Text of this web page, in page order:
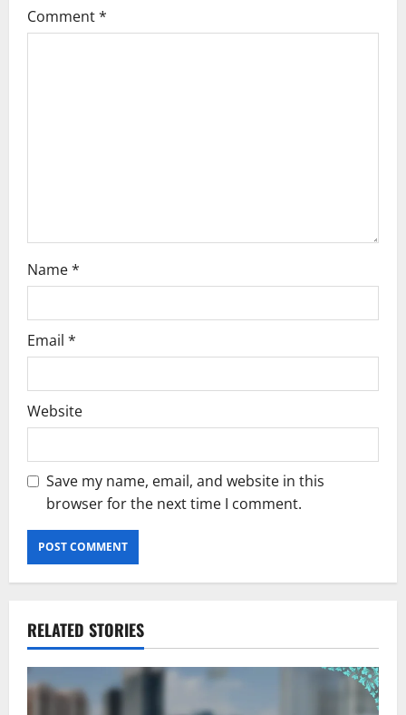
g
Comment*
Name*
Email *
Website
Save my name, email, and website in this
browser for the next time I comment.
RELATED STORIES